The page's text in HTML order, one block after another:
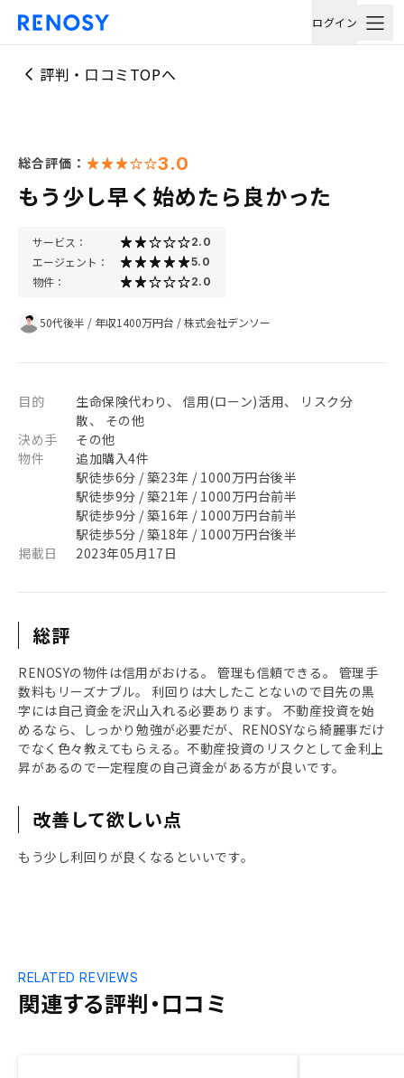
ログイン
評判・口コミTOPへ
総合評価： 3.0
もう少し早く始めたら良かった
サービス： 2.0
エージェント： 5.0
物件： 2.0
50代後半 / 年収1400万円台 /株式会社デンソー
目的
生命保険代わり、 信用(ローン)活用、 リスク分
散、 その他
決め手
その他
物件
追加購入4件
駅徒歩6分 / 築23年 / 1000万円台後半
駅徒歩9分 / 築21年 / 1000万円台前半
駅徒歩9分 / 築16年 / 1000万円台前半
駅徒歩5分 / 築18年 / 1000万円台後半
掲載日
2023年05月17日
総評
RENOSYの物件は信用がおける。 管理も信頼できる。 管理手
数料もリーズナブル。 利回りは大したことないので目先の黒
字には自己資金を沢山入れる必要あります。 不動産投資を始
めるなら、しっかり勉強が必要だが、RENOSYなら綺麗事だけ
でなく色々教えてもらえる。不動産投資のリスクとして金利上
昇があるので一定程度の自己資金がある方が良いです。
改善して欲しい点
もう少し利回りが良くなるといいです。
関連する評判・口コミ
RELATED REVIEWS